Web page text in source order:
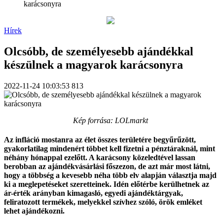
karácsonyra
Hírek
Olcsóbb, de személyesebb ajándékkal
készülnek a magyarok karácsonyra
2022-11-24 10:03:53 813
Kép forrása: LOLmarkt
Az infláció mostanra az élet összes területére begyűrűzött,
gyakorlatilag mindenért többet kell fizetni a pénztáraknál, mint
néhány hónappal ezelőtt. A karácsony közeledtével lassan
berobban az ajándékvásárlási főszezon, de azt már most látni,
hogy a többség a kevesebb néha több elv alapján választja majd
ki a meglepetéseket szeretteinek. Idén előtérbe kerülhetnek az
ár-érték arányban kimagasló, egyedi ajándéktárgyak,
feliratozott termékek, melyekkel szívhez szóló, örök emléket
lehet ajándékozni.